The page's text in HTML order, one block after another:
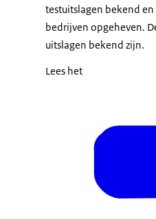
testuitslagen bekend
bedrijven opgeheven.
uitslagen bekend zijn.
Lees het